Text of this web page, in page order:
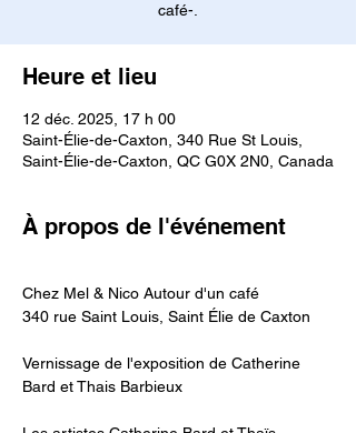
café-.
Heure et lieu
12 déc. 2025, 17 h 00
Saint-Élie-de-Caxton, 340 Rue St Louis,
Saint-Élie-de-Caxton, QC G0X 2N0, Canada
À propos de l'événement
Chez Mel & Nico Autour d'un café
340 rue Saint Louis, Saint Élie de Caxton
Vernissage de l'exposition de Catherine
Bard et Thais Barbieux